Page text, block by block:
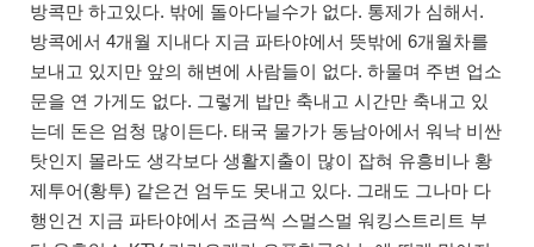
방콕만 하고있다. 밖에 돌아다닐수가 없다. 통제가 심해서.
방콕에서 4개월 지내다 지금 파타야에서 뜻밖에 6개월차를
보내고 있지만 앞의 해변에 사람들이 없다. 하물며 주변 업소
문을 연 가게도 없다. 그렇게 밥만 축내고 시간만 축내고 있
는데 돈은 엄청 많이든다. 태국 물가가 동남아에서 워낙 비싼
탓인지 몰라도 생각보다 생활지출이 많이 잡혀 유흥비나 황
제투어(황투) 같은건 엄두도 못내고 있다. 그래도 그나마 다
행인건 지금 파타야에서 조금씩 스멀스멀 워킹스트리트 부